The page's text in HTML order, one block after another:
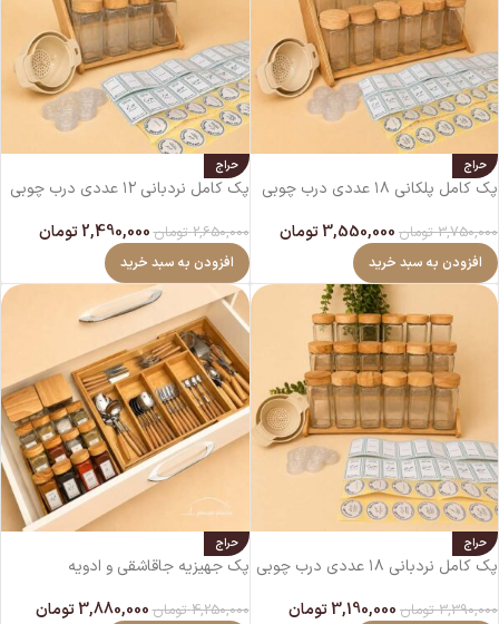
حراج
پک کامل پلکانی ۱۸ عددی درب چوبی
3,750,000 تومان 3,550,000تومان
افزودن به سبد خرید
حراج
پک کامل نردبانی ۱۲ عددی درب چوبی
2,650,000 تومان2,490,000 تومان
افزودن به سبد خرید
حراج
پک کامل نردبانی ۱۸ عددی درب چوبی
3,390,000 تومان 3,190,000تومان
حراج
پک جهیزیه جاقاشقی و ادویه
4,250,000 تومان3,880,000تومان